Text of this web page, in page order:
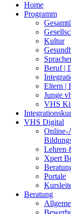
Home
Programm
Kultur
Beruf |
Eltern |
Junge
VHS
VHS Digital
Online-
Lehren
Xpert
Portale
Beratung